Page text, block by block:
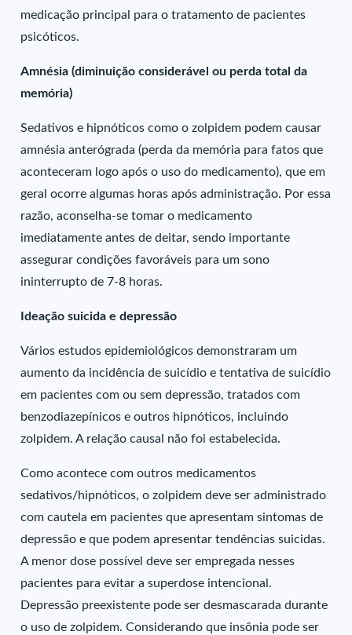
medicação principal para o tratamento de pacientes
psicóticos.
Amnésia (diminuição considerável ou perda total da
memória)
Sedativos e hipnóticos como o zolpidem podem causar
amnésia anterógrada (perda da memória para fatos que
aconteceram logo após o uso do medicamento), que em
geral ocorre algumas horas após administração. Por essa
razão, aconselha-se tomar o medicamento
imediatamente antes de deitar, sendo importante
assegurar condições favoráveis para um sono
ininterrupto de 7-8 horas.
Ideação suicida e depressão
Vários estudos epidemiológicos demonstraram um
aumento da incidência de suicídio e tentativa de suicídio
em pacientes com ou sem depressão, tratados com
benzodiazepínicos e outros hipnóticos, incluindo
zolpidem. A relação causal não foi estabelecida.
Como acontece com outros medicamentos
sedativos/hipnóticos, o zolpidem deve ser administrado
com cautela em pacientes que apresentam sintomas de
depressão e que podem apresentar tendências suicidas.
A menor dose possível deve ser empregada nesses
pacientes para evitar a superdose intencional.
Depressão preexistente pode ser desmascarada durante
o uso de zolpidem. Considerando que insônia pode ser